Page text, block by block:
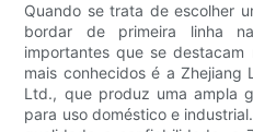
Quando se trata de escolher
bordar de primeira linha
importantes que se
mais conhecidos é a Zhejiang
Ltd., que produz uma ampla
para uso doméstico e